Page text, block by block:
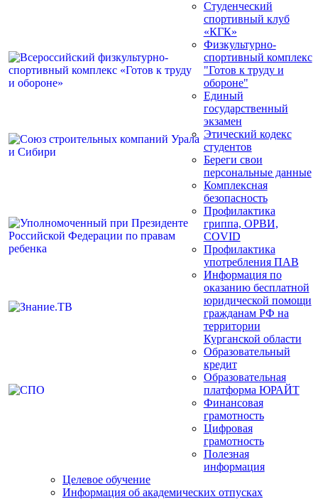
Студенческий
спортивный клуб
«КГК»
Физкультурно-
спортивный комплекс
"Готов к труду и
обороне"
Единый
государственный
экзамен
Этический кодекс
студентов
Береги свои
персональные данные
Комплексная
безопасность
Профилактика
гриппа, ОРВИ,
COVID
Профилактика
употребления ПАВ
Информация по
оказанию бесплатной
юридической помощи
гражданам РФ на
территории
Курганской области
Образовательный
кредит
Образовательная
платформа ЮРАЙТ
Финансовая
грамотность
Цифровая
грамотность
Полезная
информация
Целевое обучение
Информация об академических отпусках